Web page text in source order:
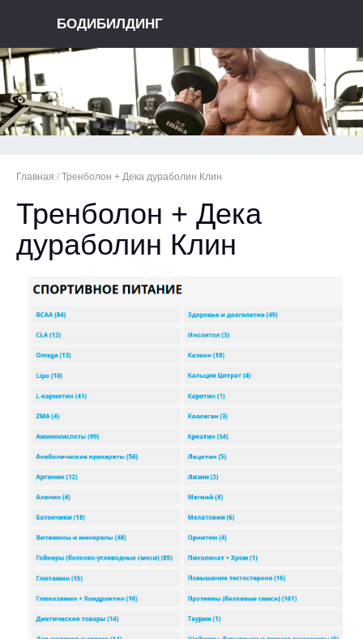
БОДИБИЛДИНГ
Главная / Тренболон + Дека дураболин Клин
Тренболон + Дека
дураболин Клин